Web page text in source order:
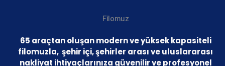
Filomuz
65 araçtan oluşan modern ve yüksek kapasiteli
filomuzla, şehir içi, şehirler arası ve uluslararası
nakliyat ihtiyaçlarınıza güvenilir ve profesyonel